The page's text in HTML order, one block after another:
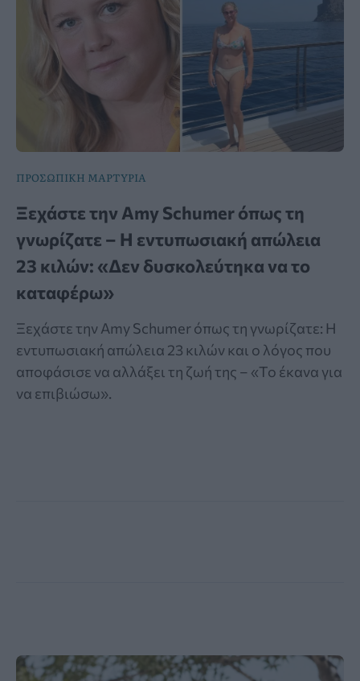
ΠΡΟΣΩΠΙΚΗ ΜΑΡΤΥΡΙΑ
Ξεχάστε την Amy Schumer όπως τη
γνωρίζατε – Η εντυπωσιακή απώλεια
23 κιλών: «Δεν δυσκολεύτηκα να το
καταφέρω»
Ξεχάστε την Amy Schumer όπως τη γνωρίζατε: Η
εντυπωσιακή απώλεια 23 κιλών και ο λόγος που
αποφάσισε να αλλάξει τη ζωή της – «Το έκανα για
να επιβιώσω».